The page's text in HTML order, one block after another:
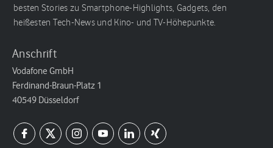
besten Stories zu Smartphone-Highlights, Gadgets, den
heißesten Tech-News und Kino- und TV-Höhepunkte.
Anschrift
Vodafone GmbH
Ferdinand-Braun-Platz 1
40549 Düsseldorf